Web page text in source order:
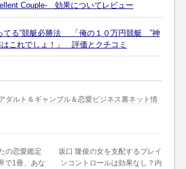
Couple- 効果についてレビュー
てる”競艇必勝法 「俺の１０万円競艇 ”神
はこれでしょ！」 評価とクチコミ
ダルト＆ギャンブル＆恋愛ビジネス裏ネット情
の恋愛鑑定
で1冊、あな
坂口 隆俊の女を支配するブレイ
ンコントロールは効果なし？内